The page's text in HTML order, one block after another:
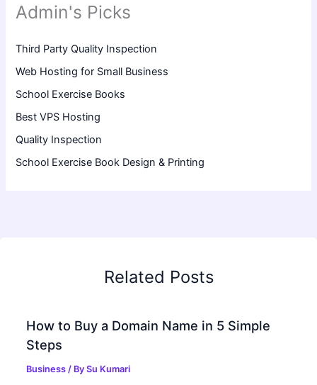
Admin's Picks
Third Party Quality Inspection
Web Hosting for Small Business
School Exercise Books
Best VPS Hosting
Quality Inspection
School Exercise Book Design & Printing
Related Posts
How to Buy a Domain Name in 5 Simple
Steps
Business / BySu Kumari